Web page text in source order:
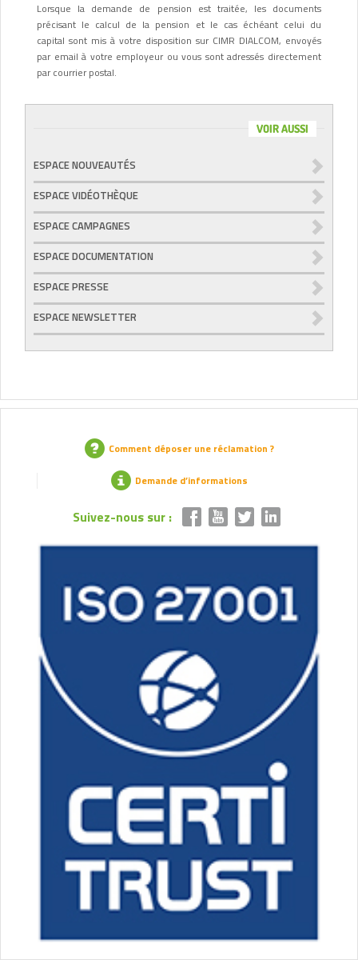
Lorsque la demande de pension est traitée, les documents
précisant le calcul de la pension et le cas échéant celui du
capital sont mis à votre disposition sur CIMR DIALCOM, envoyés
par email à votre employeur ou vous sont adressés directement
par courrier postal.
VOIR AUSSI
ESPACE NOUVEAUTÉS
ESPACE VIDÉOTHÈQUE
ESPACE CAMPAGNES
ESPACE DOCUMENTATION
ESPACE PRESSE
ESPACE NEWSLETTER
Comment déposer une réclamation ?
Demande d’informations
Suivez-nous sur :